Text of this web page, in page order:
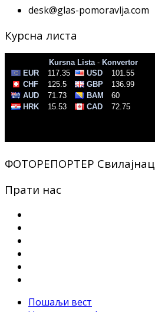
desk@glas-pomoravlja.com
Курсна листа
ФОТОРЕПОРТЕР Свилајнац
Прати нас
Пошаљи вест